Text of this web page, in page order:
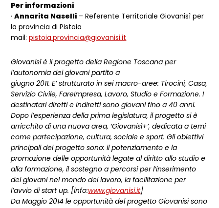
Per informazioni
·Annarita Naselli – Referente Territoriale Giovanisì per
la provincia di Pistoia
mail:pistoia.provincia@giovanisi.it
Giovanisì è il progetto della Regione Toscana per
l’autonomia dei giovani partito a
giugno 2011. E’ strutturato in sei macro-aree: Tirocini, Casa,
Servizio Civile, FareImpresa, Lavoro, Studio e Formazione. I
destinatari diretti e indiretti sono giovani fino a 40 anni.
Dopo l’esperienza della prima legislatura, il progetto si è
arricchito di una nuova area, ‘Giovanisì+’, dedicata a temi
come partecipazione, cultura, sociale e sport. Gli obiettivi
principali del progetto sono: il potenziamento e la
promozione delle opportunità legate al diritto allo studio e
alla formazione, il sostegno a percorsi per l’inserimento
dei giovani nel mondo del lavoro, la facilitazione per
l’avvio di start up. [info:www.giovanisi.it]
Da Maggio 2014 le opportunità del progetto Giovanisì sono